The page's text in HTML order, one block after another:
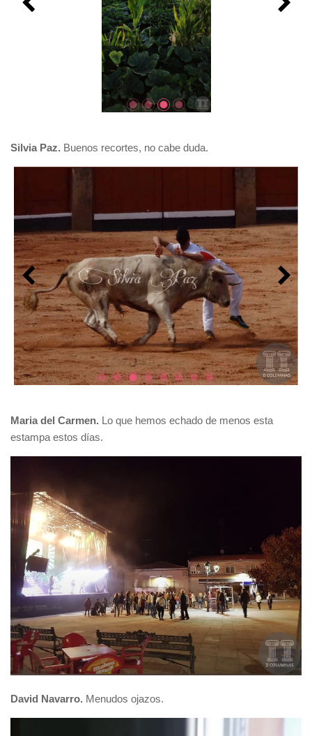
Silvia Paz. Buenos recortes, no cabe duda.
Maria del Carmen. Lo que hemos echado de menos esta
estampa estos días.
David Navarro. Menudos ojazos.